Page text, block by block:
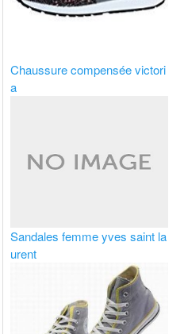
Chaussure compensée victori
a
Sandales femme yves saint la
urent